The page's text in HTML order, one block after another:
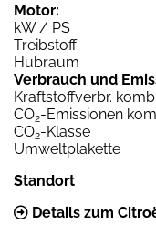
Motor:
kW / PS
Treibstoff
Hubraum
Verbrauch und
Kraftstoffverbr. komb.
CO2-Emissionen
CO2-Klasse
Umweltplakette
Standort
Details zum